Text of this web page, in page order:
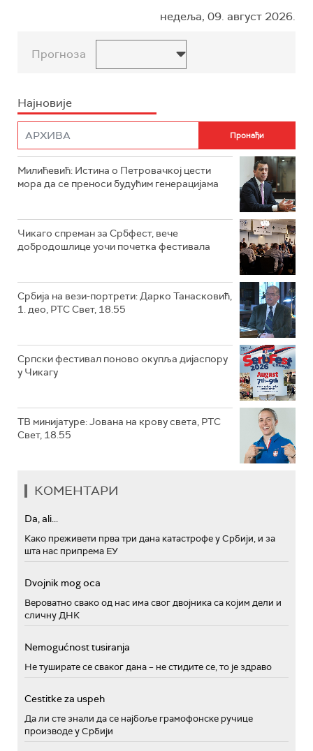
недеља, 09. август 2026.
Прогноза
Најновије
Милићевић: Истина о Петровачкој цести
мора да се преноси будућим генерацијама
Чикаго спреман за Србфест, вече
добродошлице уочи почетка фестивала
Србија на вези-портрети: Дарко Танасковић,
1. део, РТС Свет, 18.55
Српски фестивал поново окупља дијаспору
у Чикагу
ТВ минијатуре: Јована на крову света, РТС
Свет, 18.55
КОМЕНТАРИ
Da, ali...
Како преживети прва три дана катастрофе у Србији, и за
шта нас припрема ЕУ
Dvojnik mog oca
Вероватно свако од нас има свог двојника са којим дели и
сличну ДНК
Nemogućnost tusiranja
Не туширате се сваког дана – не стидите се, то је здраво
Cestitke za uspeh
Да ли сте знали да се најбоље грамофонске ручице
производе у Србији